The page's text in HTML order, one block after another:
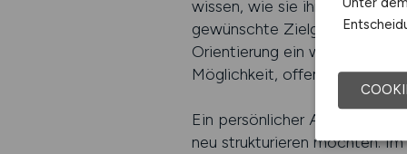
wissen, wie sie ihre offenen
gewünschte Zielgruppe am
Orientierung ein wichtiger
Möglichkeit, offene Punkte
Ein persönlicher Austausch
neu strukturieren möchten.